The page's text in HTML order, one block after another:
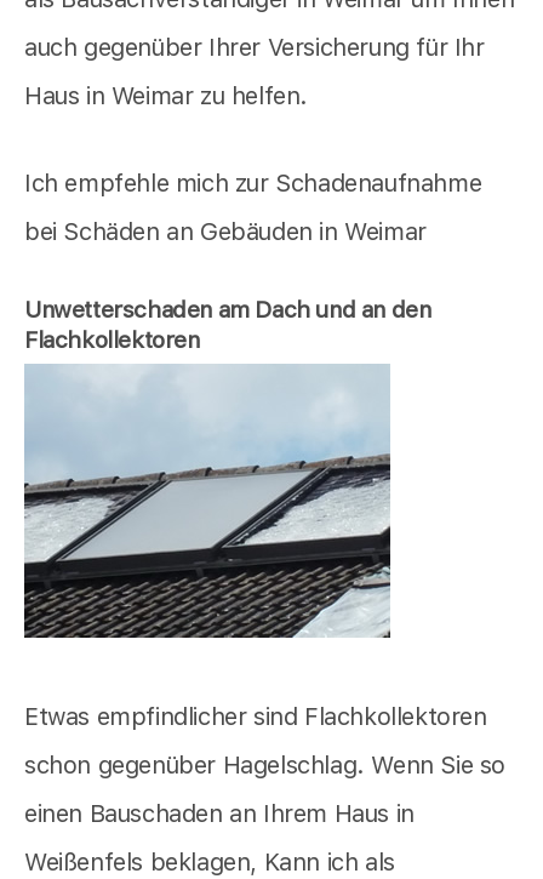
auch gegenüber Ihrer Versicherung für Ihr
Haus in Weimar zu helfen.
Ich empfehle mich zur Schadenaufnahme
bei Schäden an Gebäuden in Weimar
Unwetterschaden am Dach und an den
Flachkollektoren
Etwas empfindlicher sind Flachkollektoren
schon gegenüber Hagelschlag. Wenn Sie so
einen Bauschaden an Ihrem Haus in
Weißenfels beklagen, Kann ich als